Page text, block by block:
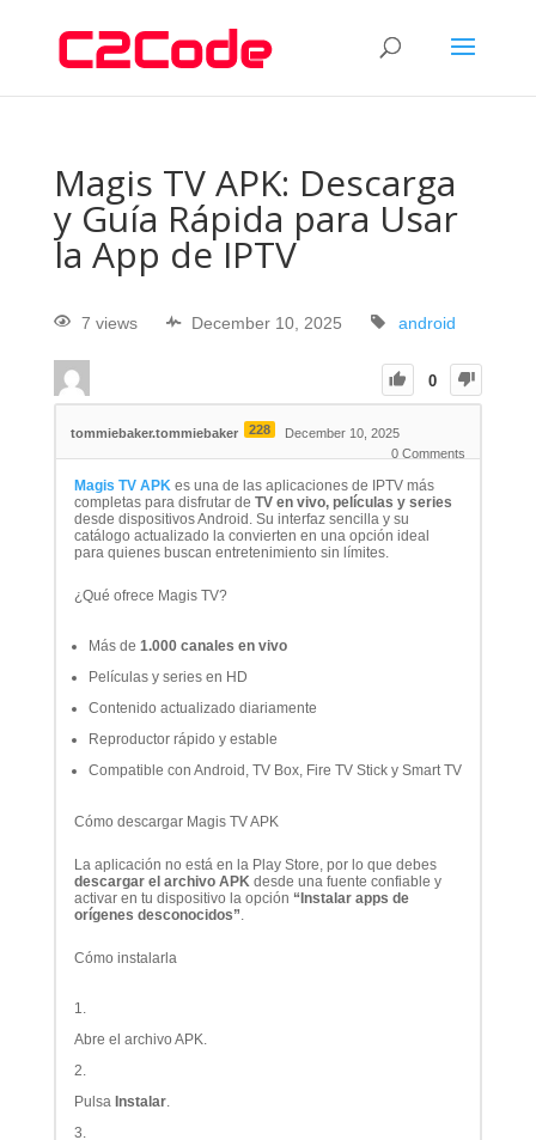
Magis TV APK: Descarga
y Guía Rápida para Usar
la App de IPTV
7 views December 10, 2025 android
0
tommiebaker.tommiebaker 228
December 10, 2025
0 Comments
Magis TV APKes una de las aplicaciones de IPTV más
completas para disfrutar de TV en vivo, películas y series
desde dispositivos Android. Su interfaz sencilla y su
catálogo actualizado la convierten en una opción ideal
para quienes buscan entretenimiento sin límites.
¿Qué ofrece Magis TV?
Más de 1.000 canales en vivo
Películas y series en HD
Contenido actualizado diariamente
Reproductor rápido y estable
Compatible con Android, TV Box, Fire TV Stick y Smart TV
Cómo descargar Magis TV APK
La aplicación no está en la Play Store, por lo que debes
descargar el archivo APKdesde una fuente confiable y
activar en tu dispositivo la opción “Instalar apps de
orígenes desconocidos”.
Cómo instalarla
Abre el archivo APK.
Pulsa Instalar.